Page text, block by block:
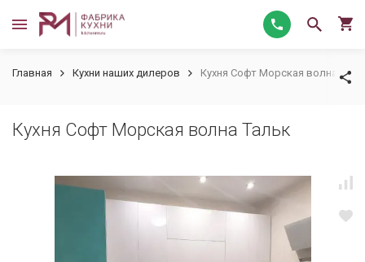
Главная Кухни наших дилеров Кухня Софт Морская волна
Кухня Софт Морская волна Тальк